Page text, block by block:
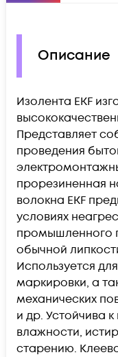
Описание
Изолента EKF
Представляет
проведения
прорезиненная
волокна EKF
условиях
промышленного
обычной
Используется
маркировки, а
механических
и др. Устойчива
влажности,
старению.